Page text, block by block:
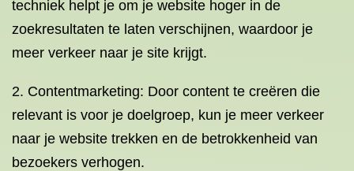
techniek helpt je om je website hoger in de
zoekresultaten te laten verschijnen, waardoor je
meer verkeer naar je site krijgt.
2. Contentmarketing: Door content te creëren die
relevant is voor je doelgroep, kun je meer verkeer
naar je website trekken en de betrokkenheid van
bezoekers verhogen.